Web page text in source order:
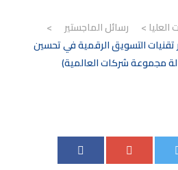
العليا > رسائل الماجستير
>
تقنيات التسويق الرقمية في تحسين
مجموعة شركات العالمية)